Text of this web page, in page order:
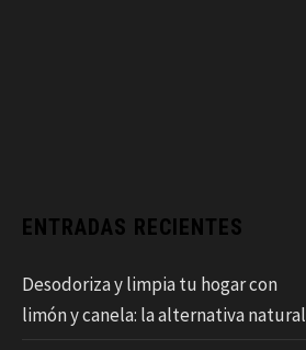
ENTRADAS RECIENTES
Desodoriza y limpia tu hogar con
limón y canela: la alternativa natural